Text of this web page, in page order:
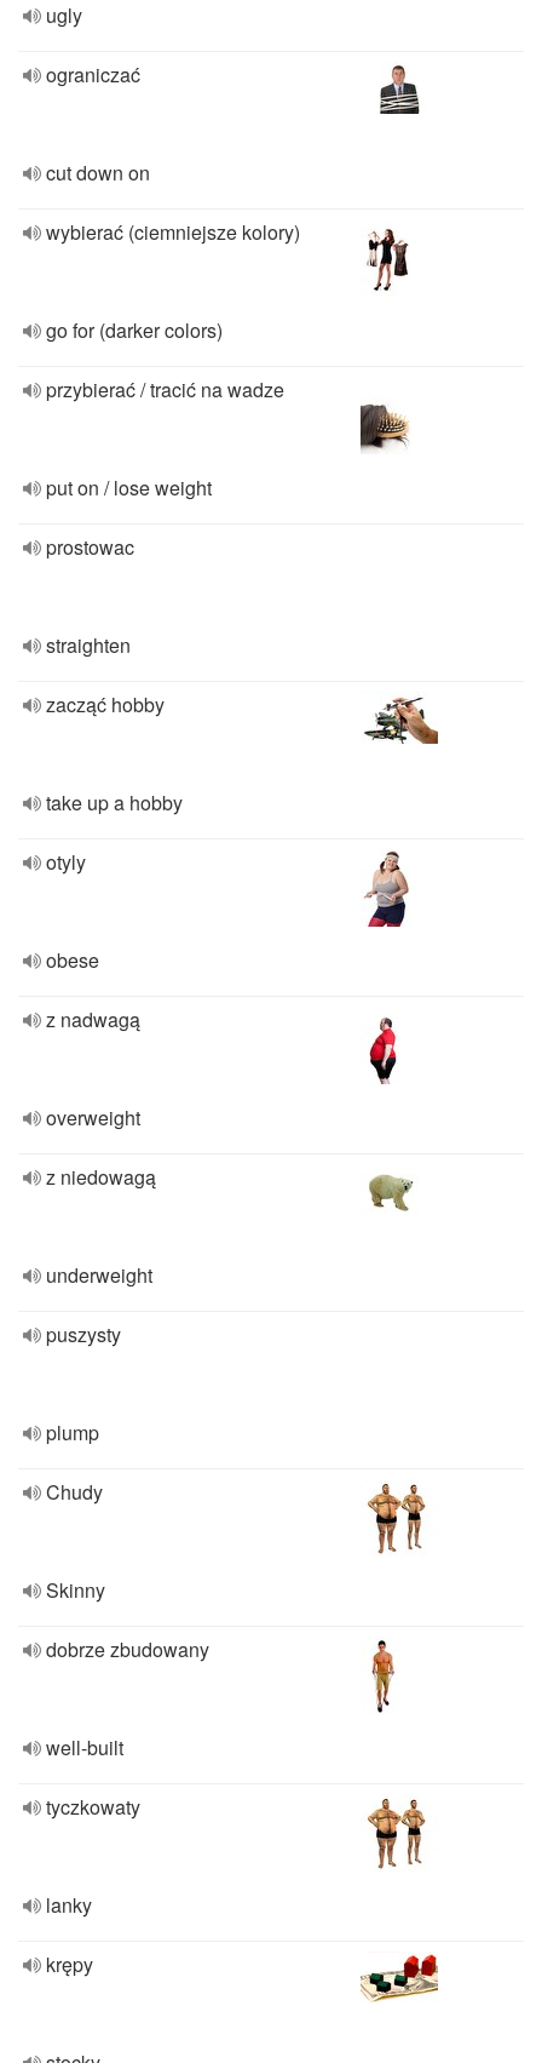
ugly
ograniczać
cut down on
wybierać (ciemniejsze kolory)
go for (darker colors)
przybierać / tracić na wadze
put on / lose weight
prostowac
straighten
zacząć hobby
take up a hobby
otyly
obese
z nadwagą
overweight
z niedowagą
underweight
puszysty
plump
Chudy
Skinny
dobrze zbudowany
well-built
tyczkowaty
lanky
krępy